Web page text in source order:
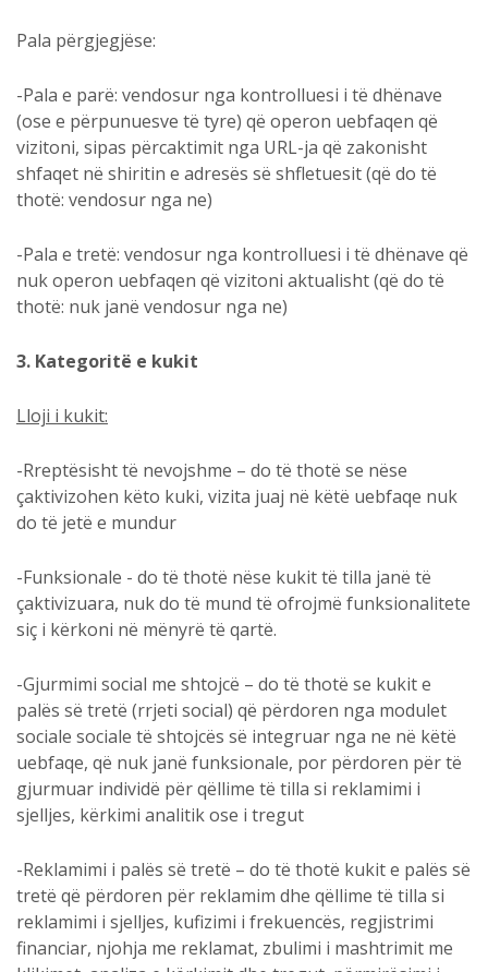
Pala përgjegjëse:
-Pala e parë: vendosur nga kontrolluesi i të dhënave
(ose e përpunuesve të tyre) që operon uebfaqen që
vizitoni, sipas përcaktimit nga URL-ja që zakonisht
shfaqet në shiritin e adresës së shfletuesit (që do të
thotë: vendosur nga ne)
-Pala e tretë: vendosur nga kontrolluesi i të dhënave që
nuk operon uebfaqen që vizitoni aktualisht (që do të
thotë: nuk janë vendosur nga ne)
3. Kategoritë e kukit
Lloji i kukit:
-Rreptësisht të nevojshme – do të thotë se nëse
çaktivizohen këto kuki, vizita juaj në këtë uebfaqe nuk
do të jetë e mundur
-Funksionale - do të thotë nëse kukit të tilla janë të
çaktivizuara, nuk do të mund të ofrojmë funksionalitete
siç i kërkoni në mënyrë të qartë.
-Gjurmimi social me shtojcë – do të thotë se kukit e
palës së tretë (rrjeti social) që përdoren nga modulet
sociale sociale të shtojcës së integruar nga ne në këtë
uebfaqe, që nuk janë funksionale, por përdoren për të
gjurmuar individë për qëllime të tilla si reklamimi i
sjelljes, kërkimi analitik ose i tregut
-Reklamimi i palës së tretë – do të thotë kukit e palës së
tretë që përdoren për reklamim dhe qëllime të tilla si
reklamimi i sjelljes, kufizimi i frekuencës, regjistrimi
financiar, njohja me reklamat, zbulimi i mashtrimit me